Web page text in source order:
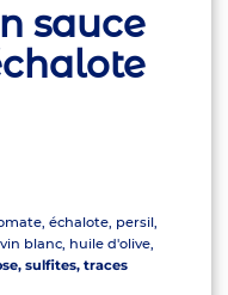
sauce
échalote, persil,
blanc, huile d'olive,
sulfites, traces